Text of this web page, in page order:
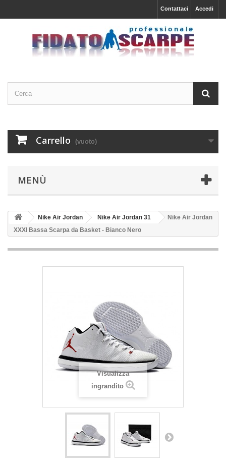
Accedi
Contattaci
Carrello (vuoto)
MENÙ
Nike Air Jordan Nike Air Jordan 31
Nike Air Jordan
XXXI Bassa Scarpa da Basket - Bianco Nero
Visualizza
ingrandito